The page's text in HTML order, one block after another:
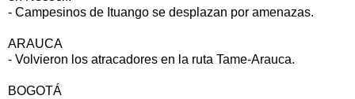
- Campesinos de Ituango se desplazan por amenazas.
ARAUCA
- Volvieron los atracadores en la ruta Tame-Arauca.
BOGOTÁ